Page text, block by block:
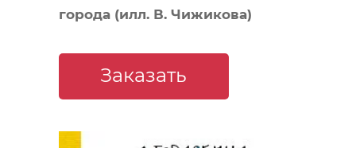
города (илл. В. Чижикова)
Заказать